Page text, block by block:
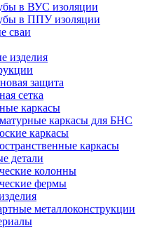
в ВУС изоляции
в ППУ изоляции
сваи
изделия
защита
сетка
каркасы
каркасы для БНС
каркасы
каркасы
детали
колонны
фермы
металлоконструкции